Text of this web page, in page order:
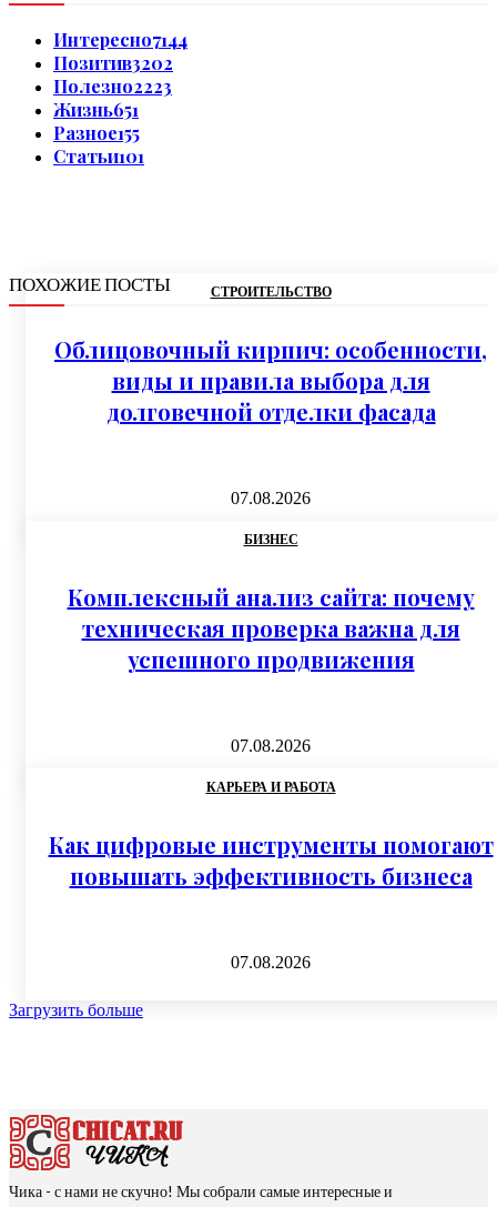
Интересно7144
Позитив3202
Полезно2223
Жизнь651
Разное155
Статьи101
ПОХОЖИЕ ПОСТЫ СТРОИТЕЛЬСТВО
Облицовочный кирпич: особенности,
виды и правила выбора для
долговечной отделки фасада
07.08.2026
БИЗНЕС
Комплексный анализ сайта: почему
техническая проверка важна для
успешного продвижения
07.08.2026
КАРЬЕРА И РАБОТА
Как цифровые инструменты помогают
повышать эффективность бизнеса
07.08.2026
Загрузить больше
Чика - с нами не скучно! Мы собрали самые интересные и